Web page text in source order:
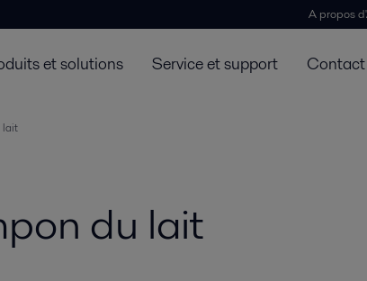
A propos
et solutions Service et support Contact
lait
du lait